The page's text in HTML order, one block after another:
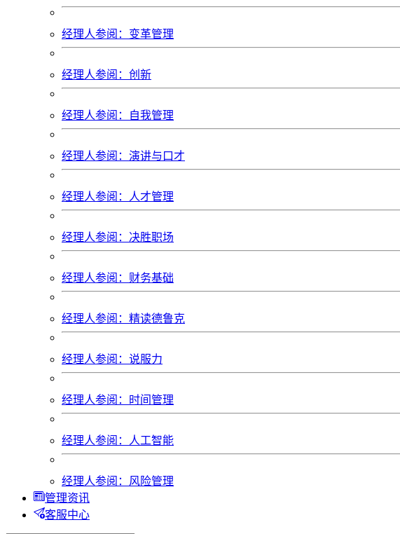
经理人参阅：变革管理
经理人参阅：创新
经理人参阅：自我管理
经理人参阅：演讲与口才
经理人参阅：人才管理
经理人参阅：决胜职场
经理人参阅：财务基础
经理人参阅：精读德鲁克
经理人参阅：说服力
经理人参阅：时间管理
经理人参阅：人工智能
经理人参阅：风险管理
管理资讯
客服中心